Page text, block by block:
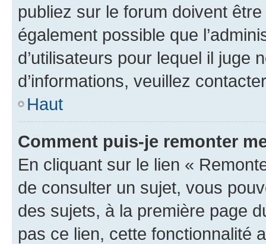
publiez sur le forum doivent
également possible que
d’utilisateurs pour lequel il juge
d’informations, veuillez
Haut
Comment puis-je remonter
En cliquant sur le lien «
de consulter un sujet, vous
des sujets, à la première page
pas ce lien, cette fonctionnalité